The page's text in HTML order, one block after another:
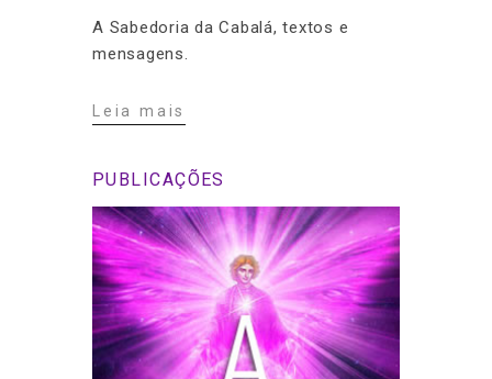
A Sabedoria da Cabalá, textos e
mensagens.
Leia mais
PUBLICAÇÕES